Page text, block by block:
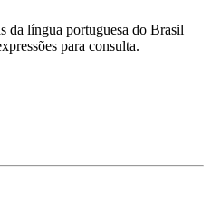
da língua portuguesa do Brasil
para consulta.